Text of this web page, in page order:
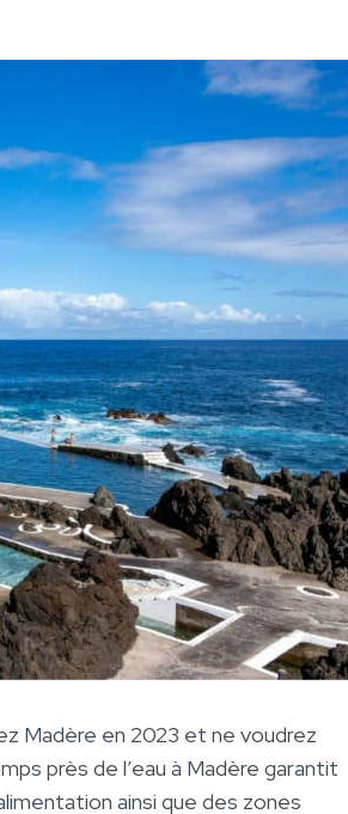
Madère en 2023 et ne voudrez
près de l’eau à Madère garantit
ainsi que des zones